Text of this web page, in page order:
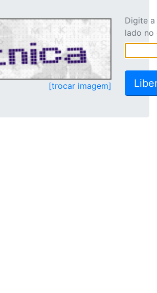
[trocar imagem]
Digite
lado no